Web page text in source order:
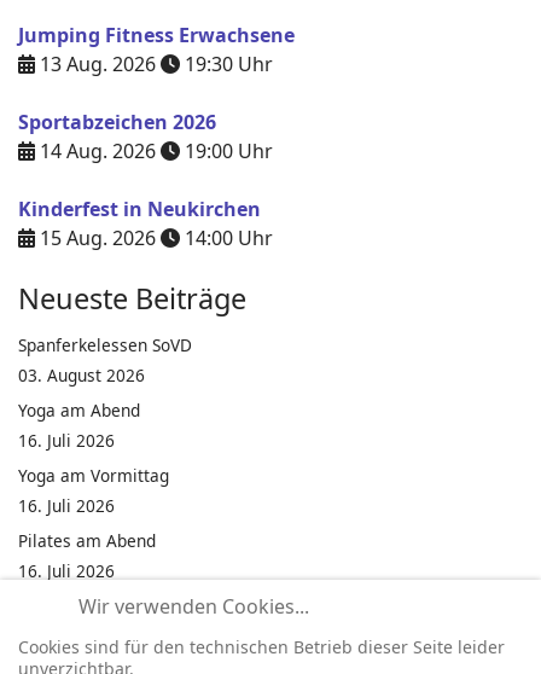
Jumping Fitness Erwachsene
13 Aug. 2026
19:30 Uhr
Sportabzeichen 2026
14 Aug. 2026
19:00 Uhr
Kinderfest in Neukirchen
15 Aug. 2026
14:00 Uhr
Neueste Beiträge
Spanferkelessen SoVD
03. August 2026
Yoga am Abend
16. Juli 2026
Yoga am Vormittag
16. Juli 2026
Pilates am Abend
16. Juli 2026
Jumping Fitness Intervall
16. Juli 2026
Wir verwenden Cookies...
Cookies sind für den technischen Betrieb dieser Seite leider
unverzichtbar.